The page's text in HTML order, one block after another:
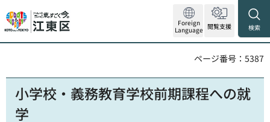
Foreign
Language 閲覧支援 検索
ページ番号：5387
小学校・義務教育学校前期課程への就
学